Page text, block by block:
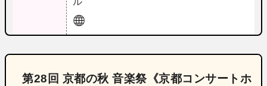
第28回 京都の秋 音楽祭《京都コンサートホ